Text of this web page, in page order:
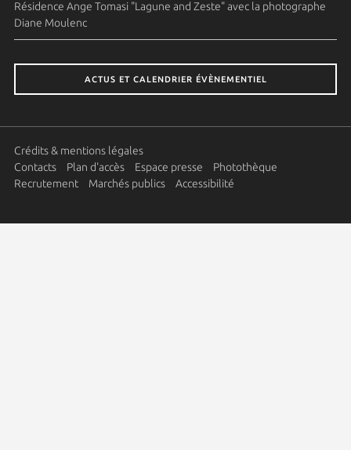
Résidence Ange Tomasi "Lagune and Zeste" avec la photographe
Diane Moulenc
ACTUS ET CALENDRIER ÉVÈNEMENTIEL
Crédits & mentions légales
Contacts
Plan d'accès Espace presse
Photothèque
Recrutement
Marchés publics Accessibilité